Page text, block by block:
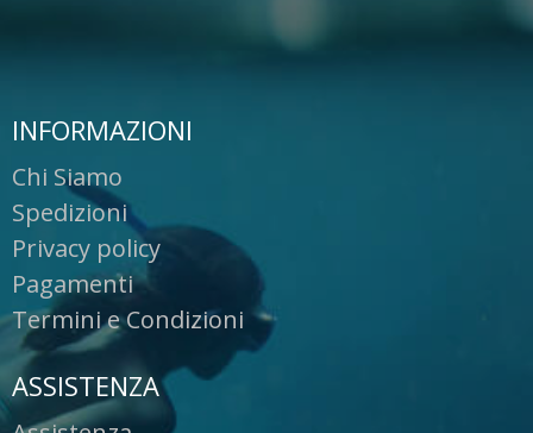
INFORMAZIONI
Chi Siamo
Spedizioni
Privacy policy
Pagamenti
Termini e Condizioni
ASSISTENZA